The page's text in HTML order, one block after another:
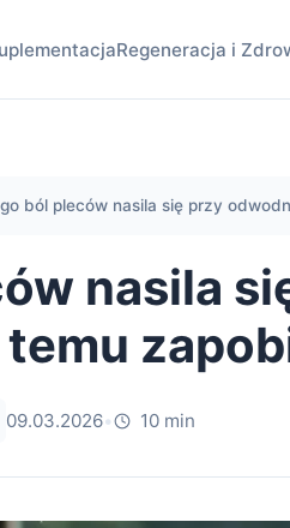
Regeneracja i
ból pleców nasila się przy
nasila
09.03.2026• 10 min